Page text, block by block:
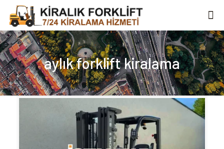
aylık forklift kiralama